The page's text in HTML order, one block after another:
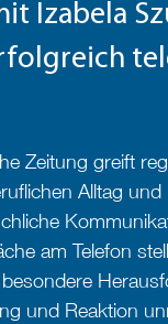
Izabela
Zeitung greift
Alltag und
am Telefon
und Reaktion